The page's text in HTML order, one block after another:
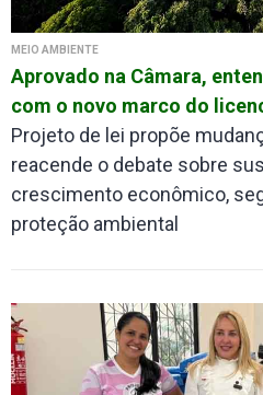
MEIO AMBIENTE
Aprovado na Câmara,
com o novo marco do
Projeto de lei propõe
reacende o debate sobre
crescimento econômico,
proteção ambiental